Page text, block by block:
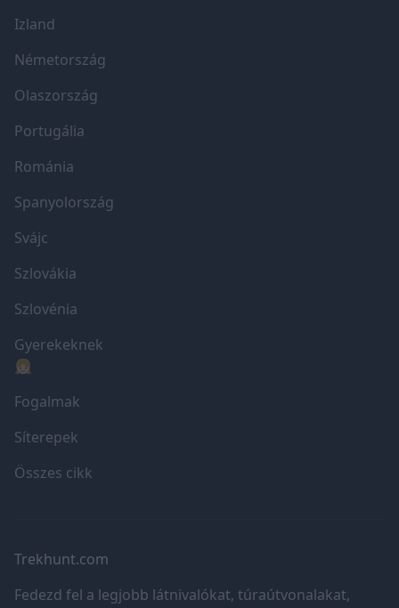
Izland
Németország
Olaszország
Portugália
Románia
Spanyolország
Svájc
Szlovákia
Szlovénia
Gyerekeknek
👧🏼
Fogalmak
Síterepek
Összes cikk
Trekhunt.com
Fedezd fel a legjobb látnivalókat, túraútvonalakat,